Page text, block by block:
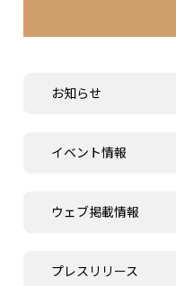
お知らせ
イベント情報
ウェブ掲載情報
プレスリリース